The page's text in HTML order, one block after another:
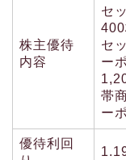
株主優待
内容
セ
セ
ー
帯
ー
優待利回